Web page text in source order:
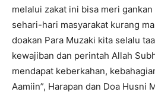
melalui zakat ini bisa meri
sehari-hari masyarakat kurang
doakan Para Muzaki kita selalu
kewajiban dan perintah Allah
mendapat keberkahan,
Aamiin”, Harapan dan Doa Husni